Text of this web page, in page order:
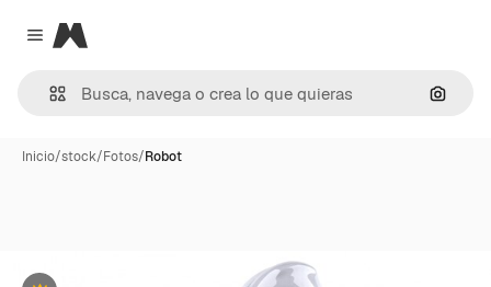
Close menu
Magnific
Inicio/stock/Fotos/Robot